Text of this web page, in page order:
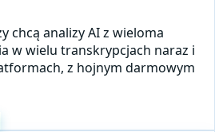
chcą analizy AI z wieloma
w wielu transkrypcjach naraz i
z hojnym darmowym